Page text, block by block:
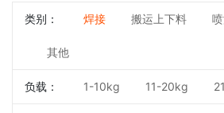
类别： 焊接 搬运上下料
其他
负载： 1-10kg 11-20kg